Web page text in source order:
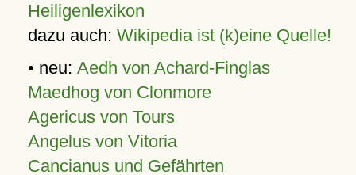
Heiligenlexikon
dazu auch: Wikipedia ist (k)eine Quelle!
• neu: Aedh von Achard-Finglas
Maedhog von Clonmore
Agericus von Tours
Angelus von Vitoria
Cancianus und Gefährten